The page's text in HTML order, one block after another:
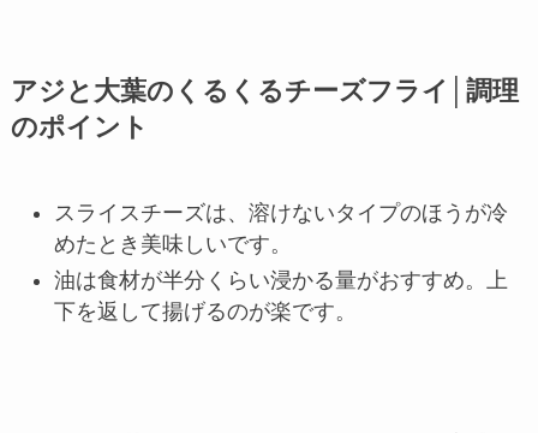
アジと大葉のくるくるチーズフライ│調理
のポイント
スライスチーズは、溶けないタイプのほうが冷
めたとき美味しいです。
油は食材が半分くらい浸かる量がおすすめ。上
下を返して揚げるのが楽です。